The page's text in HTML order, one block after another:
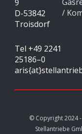
9
D-53842
Troisdorf
Tel +49 2241
25186–0
/
© Copyright 2024 -
Stellantriebe